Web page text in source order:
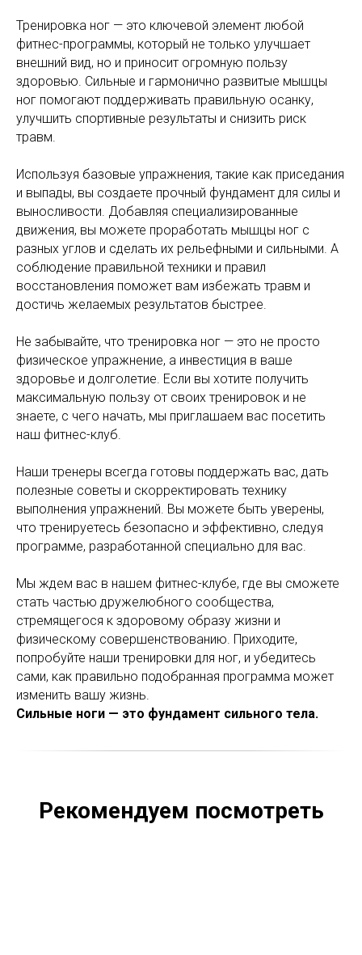
Тренировка ног — это ключевой элемент любой
фитнес-программы, который не только улучшает
внешний вид, но и приносит огромную пользу
здоровью. Сильные и гармонично развитые мышцы
ног помогают поддерживать правильную осанку,
улучшить спортивные результаты и снизить риск
травм.
Используя базовые упражнения, такие как приседания
и выпады, вы создаете прочный фундамент для силы и
выносливости. Добавляя специализированные
движения, вы можете проработать мышцы ног с
разных углов и сделать их рельефными и сильными. А
соблюдение правильной техники и правил
восстановления поможет вам избежать травм и
достичь желаемых результатов быстрее.
Не забывайте, что тренировка ног — это не просто
физическое упражнение, а инвестиция в ваше
здоровье и долголетие. Если вы хотите получить
максимальную пользу от своих тренировок и не
знаете, с чего начать, мы приглашаем вас посетить
наш фитнес-клуб.
Наши тренеры всегда готовы поддержать вас, дать
полезные советы и скорректировать технику
выполнения упражнений. Вы можете быть уверены,
что тренируетесь безопасно и эффективно, следуя
программе, разработанной специально для вас.
Мы ждем вас в нашем фитнес-клубе, где вы сможете
стать частью дружелюбного сообщества,
стремящегося к здоровому образу жизни и
физическому совершенствованию. Приходите,
попробуйте наши тренировки для ног, и убедитесь
сами, как правильно подобранная программа может
изменить вашу жизнь.
Сильные ноги — это фундамент сильного тела.
Рекомендуем посмотреть